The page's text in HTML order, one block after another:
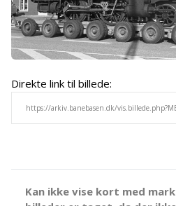
Direkte link til billede:
Kan ikke vise kort med